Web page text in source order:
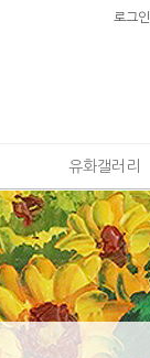
로그인
유화갤러리